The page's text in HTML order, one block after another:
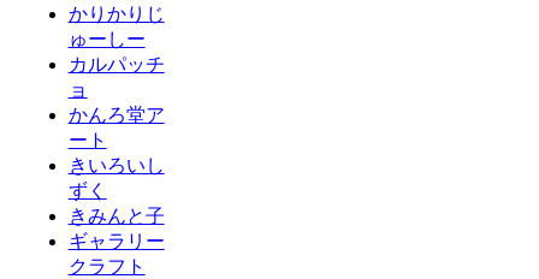
かりかりじ
ゅーしー
カルパッチ
ョ
かんろ堂ア
ート
きいろいし
ずく
きみんと子
ギャラリー
クラフト